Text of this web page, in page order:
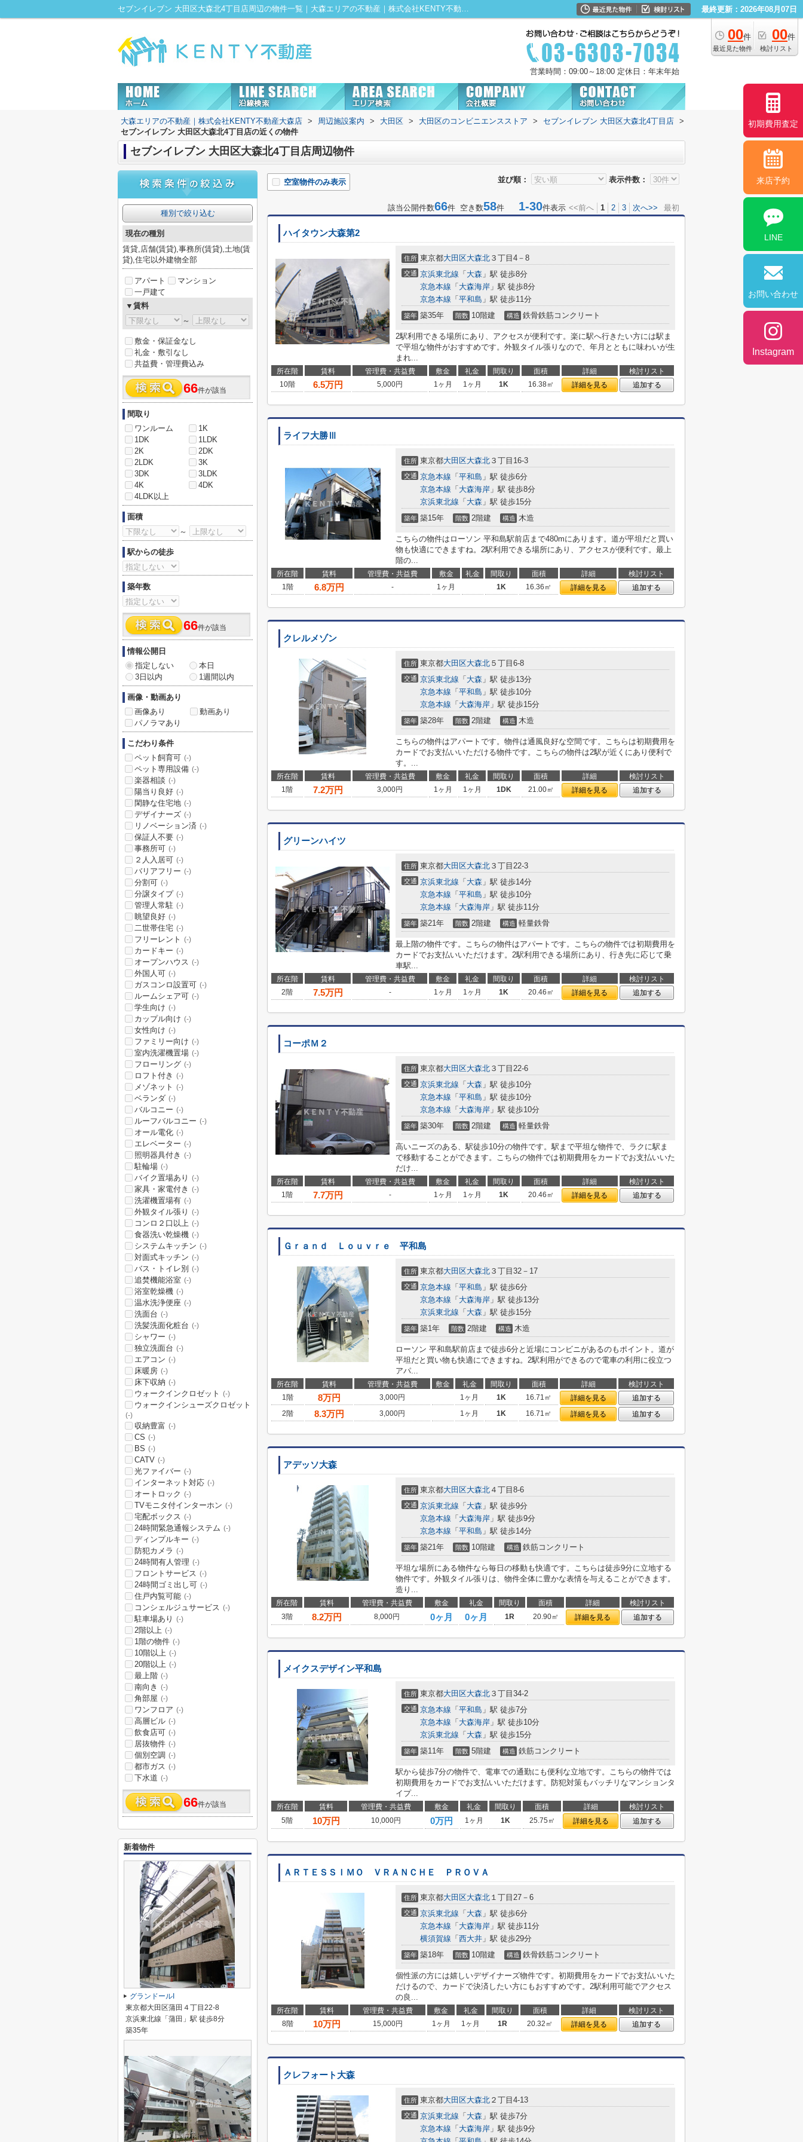
セブンイレブン 大田区大森北4丁目店周辺の物件一覧｜大森エリアの不動産｜株式会社KENTY不動産大森店にお任せ！ 最終更新：2026年08月07日
00件
最近見た物件
00件
検討リスト
営業時間：09:00～18:00 定休日：年末年始
大森エリアの不動産｜株式会社KENTY不動産大森店 > 周辺施設案内 > 大田区 > 大田区のコンビニエンスストア > セブンイレブン 大田区大森北4丁目店 >
セブンイレブン 大田区大森北4丁目店の近くの物件
セブンイレブン 大田区大森北4丁目店周辺物件
並び順： 表示件数：
空室物件のみ表示
該当公開件数66件 空き数58件 1-30件表示 <<前へ 1 2 3 次へ>> 最初
ハイタウン大森第2
住所 東京都大田区大森北 ３丁目4－8
交通 京浜東北線 「 大森 」駅 徒歩8分
京急本線 「 大森海岸 」駅 徒歩8分
京急本線 「 平和島 」駅 徒歩11分
築年 築35年 階数 10階建 構造 鉄骨鉄筋コンクリート
2駅利用できる場所にあり、アクセスが便利です。楽に駅へ行きたい方には駅ま
で平坦な物件がおすすめです。外観タイル張りなので、年月とともに味わいが生
まれ...
所在階 賃料 管理費・共益費 敷金 礼金 間取り 面積 詳細
検討リスト
10階
6.5万円 5,000円 1ヶ月 1ヶ月 1K 16.38㎡ 詳細を見る 追加する
ライフ大勝Ⅲ
住所 東京都大田区大森北 ３丁目16-3
交通 京急本線 「 平和島 」駅 徒歩6分
京急本線 「 大森海岸 」駅 徒歩8分
京浜東北線 「 大森 」駅 徒歩15分
築年 築15年 階数 2階建 構造 木造
こちらの物件はローソン 平和島駅前店まで480mにあります。道が平坦だと買い
物も快適にできますね。2駅利用できる場所にあり、アクセスが便利です。最上
階の...
所在階 賃料 管理費・共益費 敷金 礼金 間取り 面積 詳細
検討リスト
1階
6.8万円 - 1ヶ月 1K 16.36㎡ 詳細を見る 追加する
クレルメゾン
住所 東京都大田区大森北 ５丁目6-8
交通 京浜東北線 「 大森 」駅 徒歩13分
京急本線 「 平和島 」駅 徒歩10分
京急本線 「 大森海岸 」駅 徒歩15分
築年 築28年 階数 2階建 構造 木造
こちらの物件はアパートです。物件は通風良好な空間です。こちらは初期費用を
カードでお支払いいただける物件です。こちらの物件は2駅が近くにあり便利で
す。...
所在階 賃料 管理費・共益費 敷金 礼金 間取り 面積 詳細
検討リスト
1階
7.2万円 3,000円 1ヶ月 1ヶ月 1DK 21.00㎡ 詳細を見る 追加する
グリーンハイツ
住所 東京都大田区大森北 ３丁目22-3
交通 京浜東北線 「 大森 」駅 徒歩14分
京急本線 「 平和島 」駅 徒歩10分
京急本線 「 大森海岸 」駅 徒歩11分
築年 築21年 階数 2階建 構造 軽量鉄骨
最上階の物件です。こちらの物件はアパートです。こちらの物件では初期費用を
カードでお支払いいただけます。2駅利用できる場所にあり、行き先に応じて乗
車駅...
所在階 賃料 管理費・共益費 敷金 礼金 間取り 面積 詳細
検討リスト
2階
7.5万円 - 1ヶ月 1ヶ月 1K 20.46㎡ 詳細を見る 追加する
コーポＭ２
住所 東京都大田区大森北 ３丁目22-6
交通 京浜東北線 「 大森 」駅 徒歩10分
京急本線 「 平和島 」駅 徒歩10分
京急本線 「 大森海岸 」駅 徒歩10分
築年 築30年 階数 2階建 構造 軽量鉄骨
高いニーズのある、駅徒歩10分の物件です。駅まで平坦な物件で、ラクに駅ま
で移動することができます。こちらの物件では初期費用をカードでお支払いいた
だけ...
所在階 賃料 管理費・共益費 敷金 礼金 間取り 面積 詳細
検討リスト
1階
7.7万円 - 1ヶ月 1ヶ月 1K 20.46㎡ 詳細を見る 追加する
Ｇｒａｎｄ Ｌｏｕｖｒｅ 平和島
住所 東京都大田区大森北 ３丁目32－17
交通 京急本線 「 平和島 」駅 徒歩6分
京急本線 「 大森海岸 」駅 徒歩13分
京浜東北線 「 大森 」駅 徒歩15分
築年 築1年 階数 2階建 構造 木造
ローソン 平和島駅前店まで徒歩6分と近場にコンビニがあるのもポイント。道が
平坦だと買い物も快適にできますね。2駅利用ができるので電車の利用に役立つ
アパ...
所在階 賃料 管理費・共益費 敷金 礼金 間取り 面積 詳細
検討リスト
1階
8万円 3,000円 1ヶ月 1K 16.71㎡ 詳細を見る
追加する
2階
8.3万円 3,000円 1ヶ月 1K 16.71㎡ 詳細を見る 追加する
アデッソ大森
住所 東京都大田区大森北 ４丁目8-6
交通 京浜東北線 「 大森 」駅 徒歩9分
京急本線 「 大森海岸 」駅 徒歩9分
京急本線 「 平和島 」駅 徒歩14分
築年 築21年 階数 10階建 構造 鉄筋コンクリート
平坦な場所にある物件なら毎日の移動も快適です。こちらは徒歩9分に立地する
物件です。外観タイル張りは、物件全体に豊かな表情を与えることができます。
造り...
所在階 賃料 管理費・共益費 敷金 礼金 間取り 面積 詳細
検討リスト
3階
8.2万円 8,000円 0ヶ月 0ヶ月 1R 20.90㎡ 詳細を見る 追加する
メイクスデザイン平和島
住所 東京都大田区大森北 ３丁目34-2
交通 京急本線 「 平和島 」駅 徒歩7分
京急本線 「 大森海岸 」駅 徒歩10分
京浜東北線 「 大森 」駅 徒歩15分
築年 築11年 階数 5階建 構造 鉄筋コンクリート
駅から徒歩7分の物件で、電車での通勤にも便利な立地です。こちらの物件では
初期費用をカードでお支払いいただけます。防犯対策もバッチリなマンションタ
イプ...
所在階 賃料 管理費・共益費 敷金 礼金 間取り 面積 詳細
検討リスト
5階
10万円 10,000円 0万円 1ヶ月 1K 25.75㎡ 詳細を見る 追加する
ＡＲＴＥＳＳＩＭＯ ＶＲＡＮＣＨＥ ＰＲＯＶＡ
住所 東京都大田区大森北 １丁目27－6
交通 京浜東北線 「 大森 」駅 徒歩6分
京急本線 「 大森海岸 」駅 徒歩11分
横須賀線 「 西大井 」駅 徒歩29分
築年 築18年 階数 10階建 構造 鉄骨鉄筋コンクリート
個性派の方には嬉しいデザイナーズ物件です。初期費用をカードでお支払いいた
だけるので、カードで決済したい方にもおすすめです。2駅利用可能でアクセス
の良...
所在階 賃料 管理費・共益費 敷金 礼金 間取り 面積 詳細
検討リスト
8階
10万円 15,000円 1ヶ月 1ヶ月 1R 20.32㎡ 詳細を見る 追加する
クレフォート大森
住所 東京都大田区大森北 ２丁目4-13
交通 京浜東北線 「 大森 」駅 徒歩7分
京急本線 「 大森海岸 」駅 徒歩9分
種別で絞り込む
現在の種別
賃貸,店舗(賃貸),事務所(賃貸),土地(賃
貸),住宅以外建物全部
アパート
マンション
一戸建て
▼賃料
～
敷金・保証金なし
礼金・敷引なし
共益費・管理費込み
66件が該当
間取り
ワンルーム
1K
1DK
1LDK
2K
2DK
2LDK
3K
3DK
3LDK
4K
4DK
4LDK以上
面積
～
駅からの徒歩
築年数
66件が該当
情報公開日
指定しない
本日
3日以内
1週間以内
画像・動画あり
画像あり
動画あり
パノラマあり
こだわり条件
ペット飼育可 (-)
ペット専用設備 (-)
楽器相談 (-)
陽当り良好 (-)
閑静な住宅地 (-)
デザイナーズ (-)
リノベーション済 (-)
保証人不要 (-)
事務所可 (-)
２人入居可 (-)
バリアフリー (-)
分割可 (-)
分譲タイプ (-)
管理人常駐 (-)
眺望良好 (-)
二世帯住宅 (-)
フリーレント (-)
カードキー (-)
オープンハウス (-)
外国人可 (-)
ガスコンロ設置可 (-)
ルームシェア可 (-)
学生向け (-)
カップル向け (-)
女性向け (-)
ファミリー向け (-)
室内洗濯機置場 (-)
フローリング (-)
ロフト付き (-)
メゾネット (-)
ベランダ (-)
バルコニー (-)
ルーフバルコニー (-)
オール電化 (-)
エレベーター (-)
照明器具付き (-)
駐輪場 (-)
バイク置場あり (-)
家具・家電付き (-)
洗濯機置場有 (-)
外観タイル張り (-)
コンロ２口以上 (-)
食器洗い乾燥機 (-)
システムキッチン (-)
対面式キッチン (-)
バス・トイレ別 (-)
追焚機能浴室 (-)
浴室乾燥機 (-)
温水洗浄便座 (-)
洗面台 (-)
洗髪洗面化粧台 (-)
シャワー (-)
独立洗面台 (-)
エアコン (-)
床暖房 (-)
床下収納 (-)
ウォークインクロゼット (-)
ウォークインシューズクロゼット
(-)
収納豊富 (-)
CS (-)
BS (-)
CATV (-)
光ファイバー (-)
インターネット対応 (-)
オートロック (-)
TVモニタ付インターホン (-)
宅配ボックス (-)
24時間緊急通報システム (-)
ディンプルキー (-)
防犯カメラ (-)
24時間有人管理 (-)
フロントサービス (-)
24時間ゴミ出し可 (-)
住戸内覧可能 (-)
コンシェルジュサービス (-)
駐車場あり (-)
2階以上 (-)
1階の物件 (-)
10階以上 (-)
20階以上 (-)
最上階 (-)
南向き (-)
角部屋 (-)
ワンフロア (-)
高層ビル (-)
飲食店可 (-)
居抜物件 (-)
個別空調 (-)
都市ガス (-)
下水道 (-)
66件が該当
新着物件
グランドールI
東京都大田区蒲田４丁目22-8
京浜東北線「蒲田」駅 徒歩8分
築35年
初期費用査定
来店予約
LINE
お問い合わせ
Instagram